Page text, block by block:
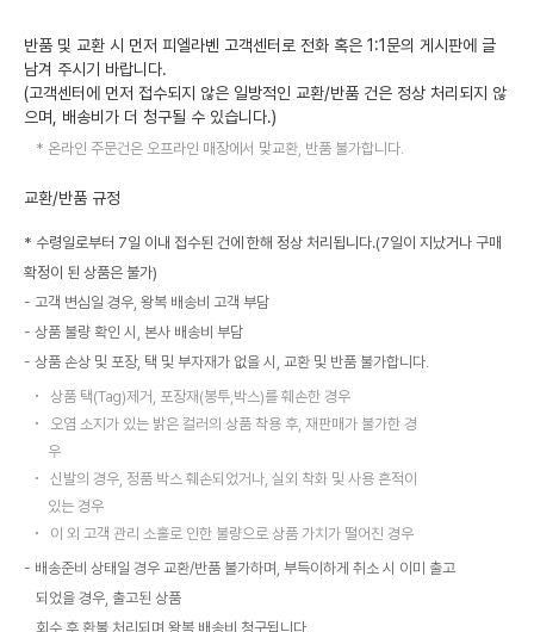
반품 및 교환 시 먼저 피엘라벤 고객센터로 전화 혹은 1:1문의 게시판에 글
남겨 주시기 바랍니다.
(고객센터에 먼저 접수되지 않은 일방적인 교환/반품 건은 정상 처리되지 않
으며, 배송비가 더 청구될 수 있습니다.)
온라인 주문건은 오프라인 매장에서 맞교환, 반품 불가합니다.
교환/반품 규정
* 수령일로부터 7일 이내 접수된 건에 한해 정상 처리됩니다.(7일이 지났거나 구매
확정이 된 상품은 불가)
고객 변심일 경우, 왕복 배송비 고객 부담
상품 불량 확인 시, 본사 배송비 부담
상품 손상 및 포장, 택 및 부자재가 없을 시, 교환 및 반품 불가합니다.
상품 택(Tag)제거, 포장재(봉투,박스)를 훼손한 경우
오염 소지가 있는 밝은 컬러의 상품 착용 후, 재판매가 불가한 경
우
신발의 경우, 정품 박스 훼손되었거나, 실외 착화 및 사용 흔적이
있는 경우
이 외 고객 관리 소홀로 인한 불량으로 상품 가치가 떨어진 경우
배송준비 상태일 경우 교환/반품 불가하며, 부득이하게 취소 시 이미 출고
되었을 경우, 출고된 상품
회수 후 환불 처리되며 왕복 배송비 청구됩니다.